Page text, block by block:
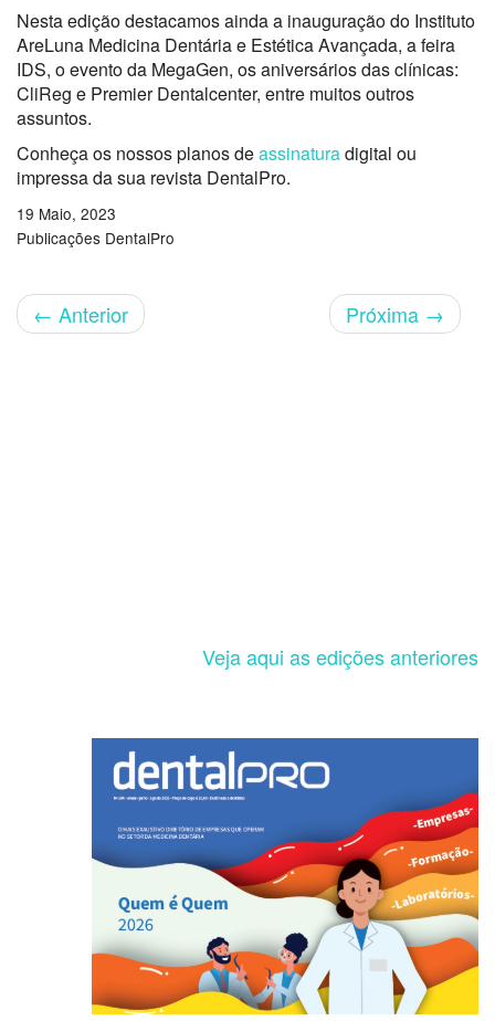
Nesta edição destacamos ainda a inauguração do Instituto
AreLuna Medicina Dentária e Estética Avançada, a feira
IDS, o evento da MegaGen, os aniversários das clínicas:
CliReg e Premier Dentalcenter, entre muitos outros
assuntos.
Conheça os nossos planos deassinaturadigital ou
impressa da sua revista DentalPro.
19 Maio, 2023
Publicações DentalPro
← Anterior Próxima →
Veja aqui as edições anteriores